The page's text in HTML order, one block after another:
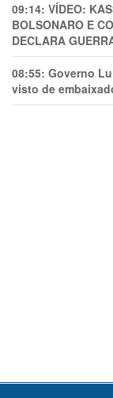
09:14: VÍDEO:
BOLSONARO E
DECLARA
08:55: Governo
visto de